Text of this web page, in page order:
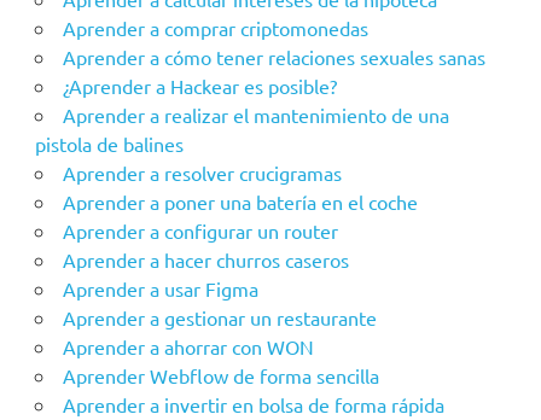
Aprender a comprar criptomonedas
Aprender a cómo tener relaciones sexuales sanas
¿Aprender a Hackear es posible?
Aprender a realizar el mantenimiento de una
pistola de balines
Aprender a resolver crucigramas
Aprender a poner una batería en el coche
Aprender a configurar un router
Aprender a hacer churros caseros
Aprender a usar Figma
Aprender a gestionar un restaurante
Aprender a ahorrar con WON
Aprender Webflow de forma sencilla
Aprender a invertir en bolsa de forma rápida